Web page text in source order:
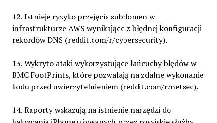
12. Istnieje ryzyko przejęcia subdomen w
infrastrukturze AWS wynikające z błędnej konfiguracji
rekordów DNS (reddit.com/r/cybersecurity).
13. Wykryto ataki wykorzystujące łańcuchy błędów w
BMC FootPrints, które pozwalają na zdalne wykonanie
kodu przed uwierzytelnieniem (reddit.com/r/netsec).
14. Raporty wskazują na istnienie narzędzi do